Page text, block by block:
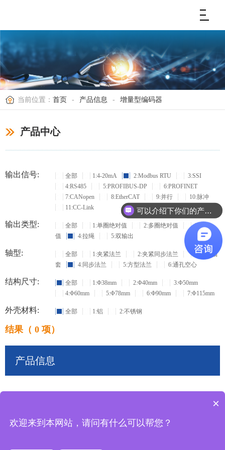
当前位置： 首页 - 产品信息 - 增量型编码器
产品中心
输出信号: 全部 1:4-20mA 2:Modbus RTU
3:SSI
4:RS485
5:PROFIBUS-DP
6:PROFINET
7:CANopen
8:EtherCAT 9:并行
10:脉冲
11:CC-Link
输出类型: 全部 1:单圈绝对值 2:多圈绝对值
3:增量
值
4:拉绳 5:双输出
轴型: 全部 1:夹紧法兰 2:夹紧同步法兰
3:盲孔轴
套
4:同步法兰 5:方型法兰 6:通孔空心
结构尺寸: 全部 1:Φ38mm 2:Φ40mm
3:Φ50mm
4:Φ60mm
5:Φ78mm 6:Φ90mm 7:Φ115mm
外壳材料: 全部 1:铝 2:不锈钢
结果（ 0 项）
产品信息
可以介绍下你们的产品么？
×
欢迎来到本网站，请问有什么可以帮您？